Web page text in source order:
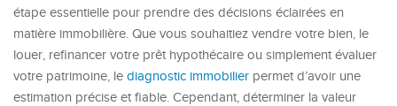
étape essentielle pour prendre des décisions éclairées en
matière immobilière. Que vous souhaitiez vendre votre bien, le
louer, refinancer votre prêt hypothécaire ou simplement évaluer
votre patrimoine, le diagnostic immobilier permet d’avoir une
estimation précise et fiable. Cependant, déterminer la valeur